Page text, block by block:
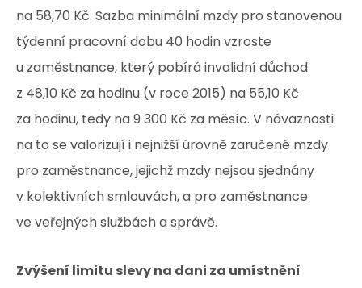
na 58,70 Kč. Sazba minimální mzdy pro stanovenou
týdenní pracovní dobu 40 hodin vzroste
u zaměstnance, který pobírá invalidní důchod
z 48,10 Kč za hodinu (v roce 2015) na 55,10 Kč
za hodinu, tedy na 9 300 Kč za měsíc. V návaznosti
na to se valorizují i nejnižší úrovně zaručené mzdy
pro zaměstnance, jejichž mzdy nejsou sjednány
v kolektivních smlouvách, a pro zaměstnance
ve veřejných službách a správě.
Zvýšení limitu slevy na dani za umístnění